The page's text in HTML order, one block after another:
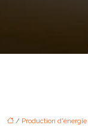
/ Production d'énergie